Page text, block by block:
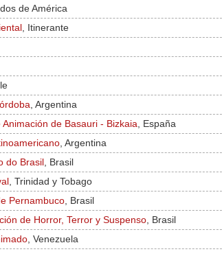
de América
, Itinerante
, Argentina
de Basauri - Bizkaia , España
, Argentina
do Brasil
, Brasil
, Trinidad y Tobago
Pernambuco , Brasil
de Horror, Terror y Suspenso , Brasil
, Venezuela